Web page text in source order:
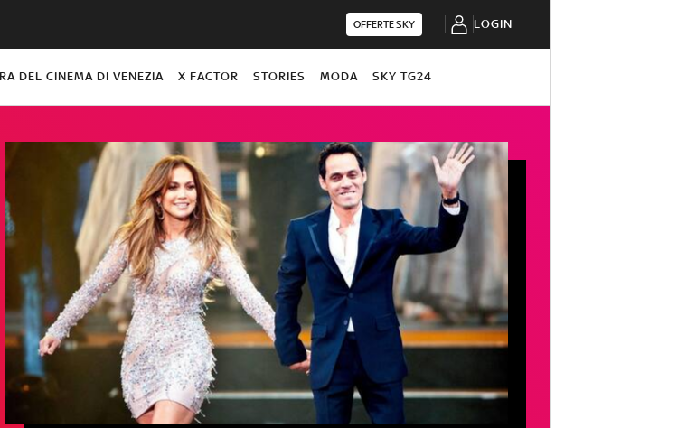
OFFERTE SKY LOGIN
DEL CINEMA DI VENEZIA X FACTOR STORIES MODA SKY TG24